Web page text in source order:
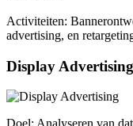
Activiteiten:
advertising, en
Display Advertising